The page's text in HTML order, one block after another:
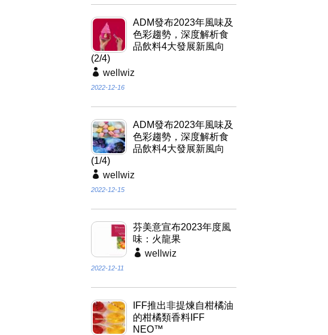
ADM發布2023年風味及
色彩趨勢，深度解析食
品飲料4大發展新風向
(2/4)
wellwiz
2022-12-16
ADM發布2023年風味及
色彩趨勢，深度解析食
品飲料4大發展新風向
(1/4)
wellwiz
2022-12-15
芬美意宣布2023年度風
味：火龍果
wellwiz
2022-12-11
IFF推出非提煉自柑橘油
的柑橘類香料IFF
NEO™